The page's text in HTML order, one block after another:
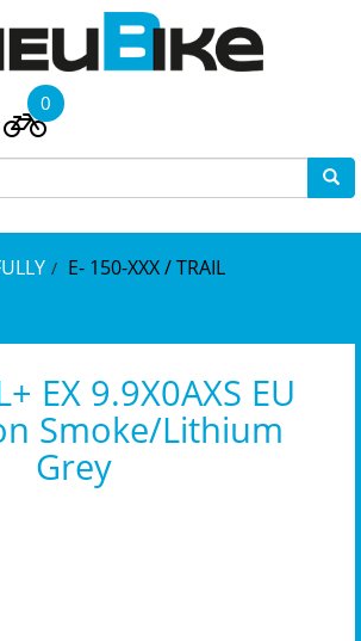
0
E- 150-XXX / TRAIL
EX 9.9X0AXS EU
Smoke/Lithium
Grey